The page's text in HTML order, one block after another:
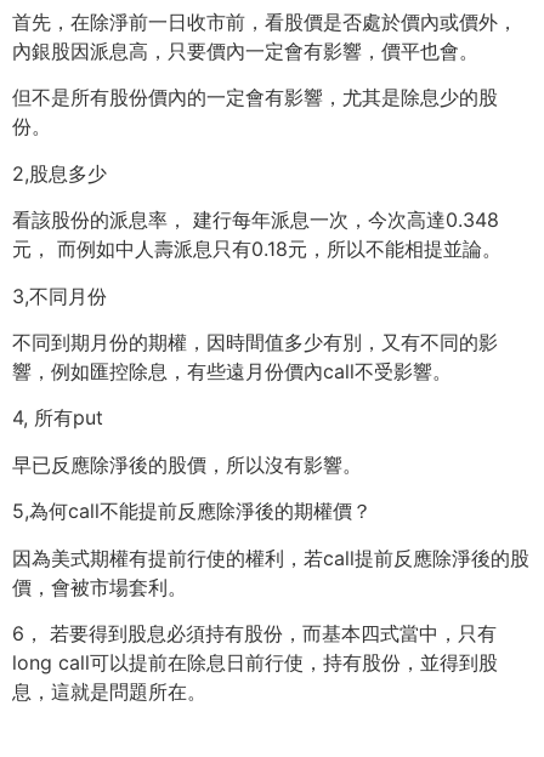
首先，在除淨前一日收市前，看股價是否處於價內或價外，
內銀股因派息高，只要價內一定會有影響，價平也會。
但不是所有股份價內的一定會有影響，尤其是除息少的股
份。
2,股息多少
看該股份的派息率， 建行每年派息一次，今次高達0.348
元， 而例如中人壽派息只有0.18元，所以不能相提並論。
3,不同月份
不同到期月份的期權，因時間值多少有別，又有不同的影
響， 例如匯控除息，有些遠月份價內call不受影響。
4, 所有put
早已反應除淨後的股價，所以沒有影響。
5,為何call不能提前反應除淨後的期權價？
因為美式期權有提前行使的權利， 若call提前反應除淨後的股
價，會被市場套利。
6， 若要得到股息必須持有股份，而基本四式當中，只有
long call可以提前在除息日前行使，持有股份，並得到股
息， 這就是問題所在。